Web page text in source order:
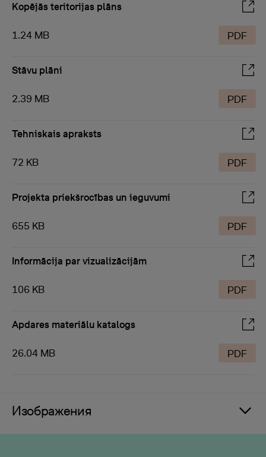
Kopējās teritorijas plāns
1.24 MB PDF
Stāvu plāni
2.39 MB PDF
Tehniskais apraksts
72 KB PDF
Projekta priekšrocības un ieguvumi
655 KB PDF
Informācija par vizualizācijām
106 KB PDF
Apdares materiālu katalogs
26.04 MB PDF
Изображения